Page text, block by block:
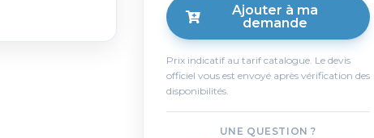
Ajouter à ma
demande
Prix indicatif au tarif catalogue. Le devis
officiel vous est envoyé après vérification des
disponibilités.
UNE QUESTION ?